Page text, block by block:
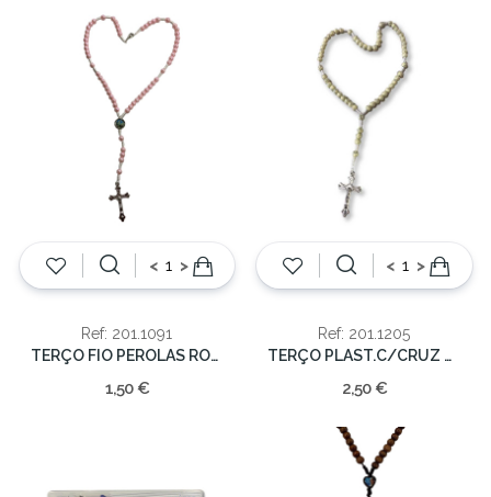
< >
Ref: 201.1091
TERÇO FIO PEROLAS ROSA 6mm/31cm
1,50 €
< >
Ref: 201.1205
TERÇO PLAST.C/CRUZ PRAT.6mm/35cm
2,50 €